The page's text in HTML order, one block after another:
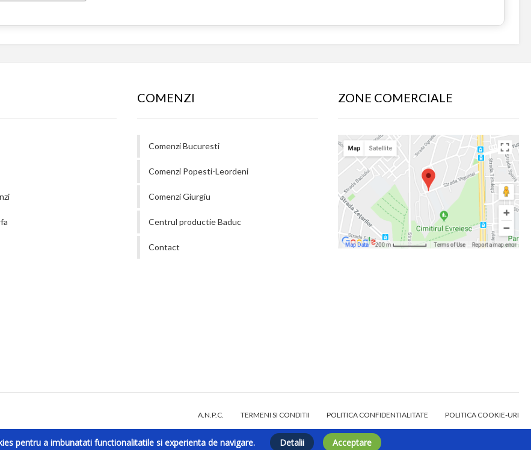
COMENZI
Comenzi Bucuresti
Comenzi Popesti-Leordeni
Comenzi Giurgiu
Centrul productie Baduc
Contact
ZONE COMERCIALE
A.N.P.C. TERMENI SI CONDITII POLITICA CONFIDENTIALITATE POLITICA COOKIE-URI
pentru a imbunatati functionalitatile si experienta de navigare. Detalii Acceptare